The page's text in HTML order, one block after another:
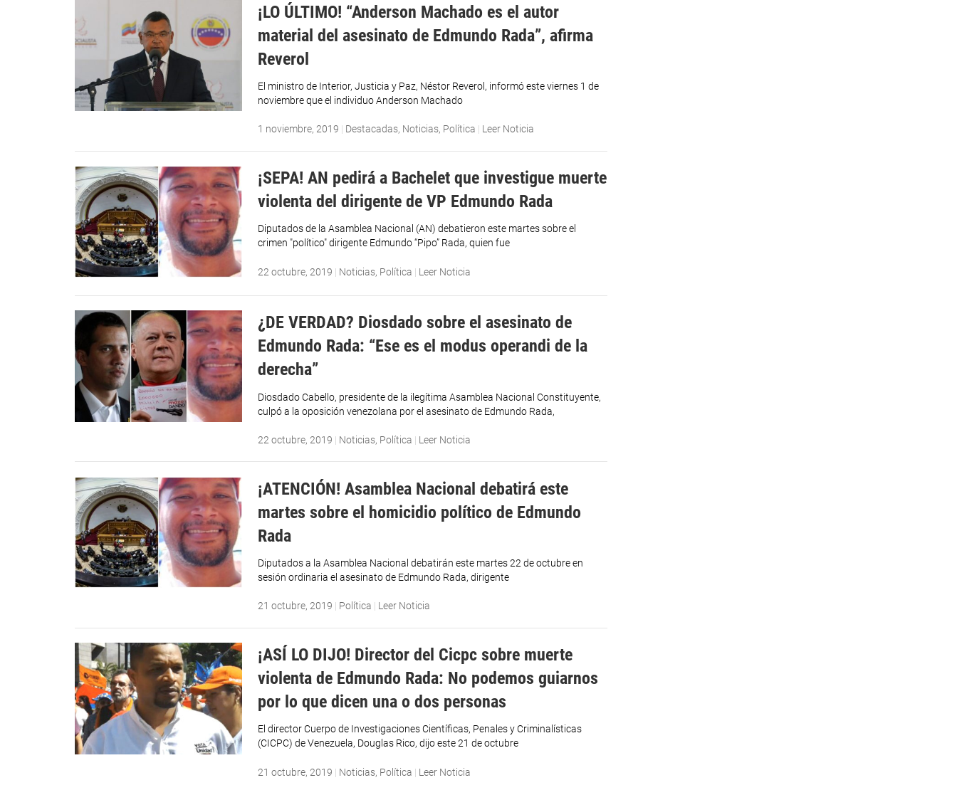
¡LO ÚLTIMO! “Anderson Machado es el autor
material del asesinato de Edmundo Rada”, afirma
Reverol
El ministro de Interior, Justicia y Paz, Néstor Reverol, informó este viernes 1 de
noviembre que el individuo Anderson Machado
1 noviembre, 2019 | Destacadas, Noticias, Política | Leer Noticia
¡SEPA! AN pedirá a Bachelet que investigue muerte
violenta del dirigente de VP Edmundo Rada
Diputados de la Asamblea Nacional (AN) debatieron este martes sobre el
crimen "político" dirigente Edmundo “Pipo” Rada, quien fue
22 octubre, 2019 | Noticias, Política | Leer Noticia
¿DE VERDAD? Diosdado sobre el asesinato de
Edmundo Rada: “Ese es el modus operandi de la
derecha”
Diosdado Cabello, presidente de la ilegítima Asamblea Nacional Constituyente,
culpó a la oposición venezolana por el asesinato de Edmundo Rada,
22 octubre, 2019 | Noticias, Política | Leer Noticia
¡ATENCIÓN! Asamblea Nacional debatirá este
martes sobre el homicidio político de Edmundo
Rada
Diputados a la Asamblea Nacional debatirán este martes 22 de octubre en
sesión ordinaria el asesinato de Edmundo Rada, dirigente
21 octubre, 2019 | Política | Leer Noticia
¡ASÍ LO DIJO! Director del Cicpc sobre muerte
violenta de Edmundo Rada: No podemos guiarnos
por lo que dicen una o dos personas
El director Cuerpo de Investigaciones Científicas, Penales y Criminalísticas
(CICPC) de Venezuela, Douglas Rico, dijo este 21 de octubre
21 octubre, 2019 | Noticias, Política | Leer Noticia